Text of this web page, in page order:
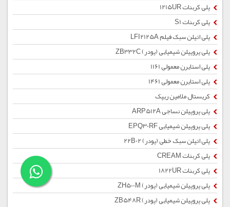
پلی کربنات 1215UR
پلی کربنات S1
پلی اتیلن سبک فیلم LFI2125A
پلی پروپیلن شیمیایی (پودر) ZB332C
پلی استایرن معمولی 1161
پلی استایرن معمولی 1461
کریستال ملامین ریپک
پلی پروپیلن نساجی ARP512A
پلی پروپیلن شیمیایی EPQ30RF
پلی اتیلن سبک خطی (پودر) 22B02
پلی کربنات CREAM
پلی کربنات 1822UR
پلی پروپیلن شیمیایی (پودر) ZH500M
پلی پروپیلن شیمیایی (پودر) ZB548R